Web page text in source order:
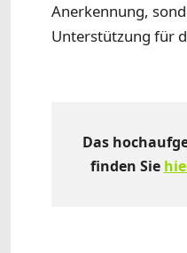
Anerkennung,
Unterstützung für
Das
finden Sie